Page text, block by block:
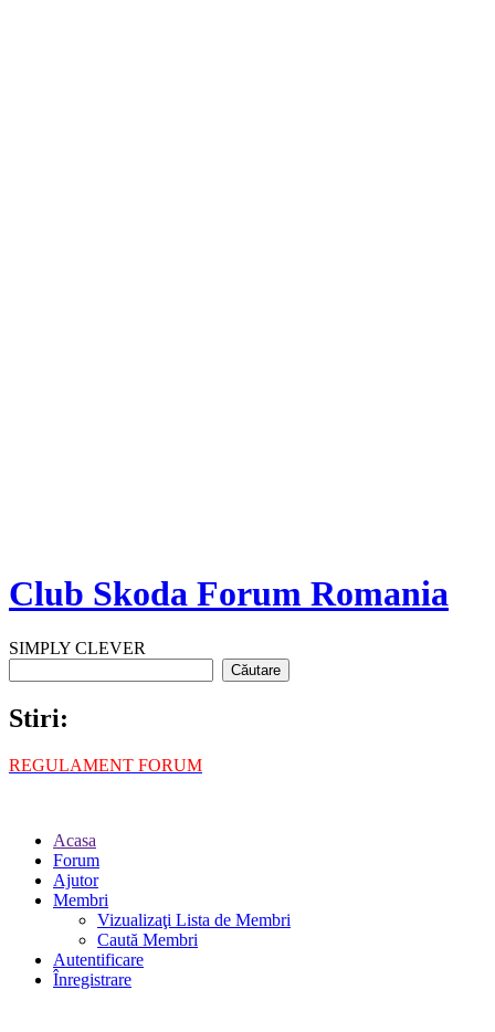
Club Skoda Forum Romania
SIMPLY CLEVER
Stiri:
REGULAMENT FORUM
Acasa
Forum
Ajutor
Membri
Vizualizaţi Lista de Membri
Caută Membri
Autentificare
Înregistrare